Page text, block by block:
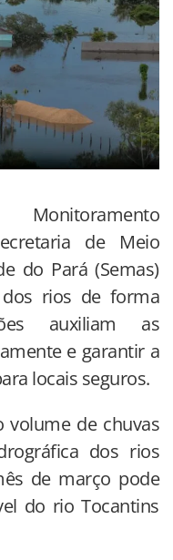
de Meio
do Pará (Semas)
rios de forma
auxiliam as
e garantir a
locais seguros.
volume de chuvas
dos rios
de março pode
do rio Tocantins